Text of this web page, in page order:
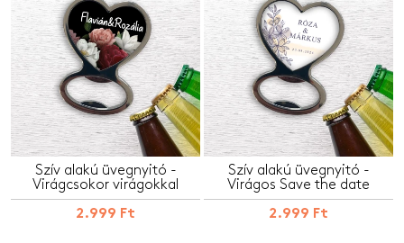
Szív alakú üvegnyitó -
Virágcsokor virágokkal
2.999 Ft
Szív alakú üvegnyitó -
Virágos Save the date
2.999 Ft